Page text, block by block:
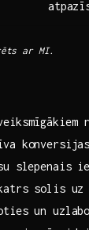
ar MI.
slepenais
solis uz
un